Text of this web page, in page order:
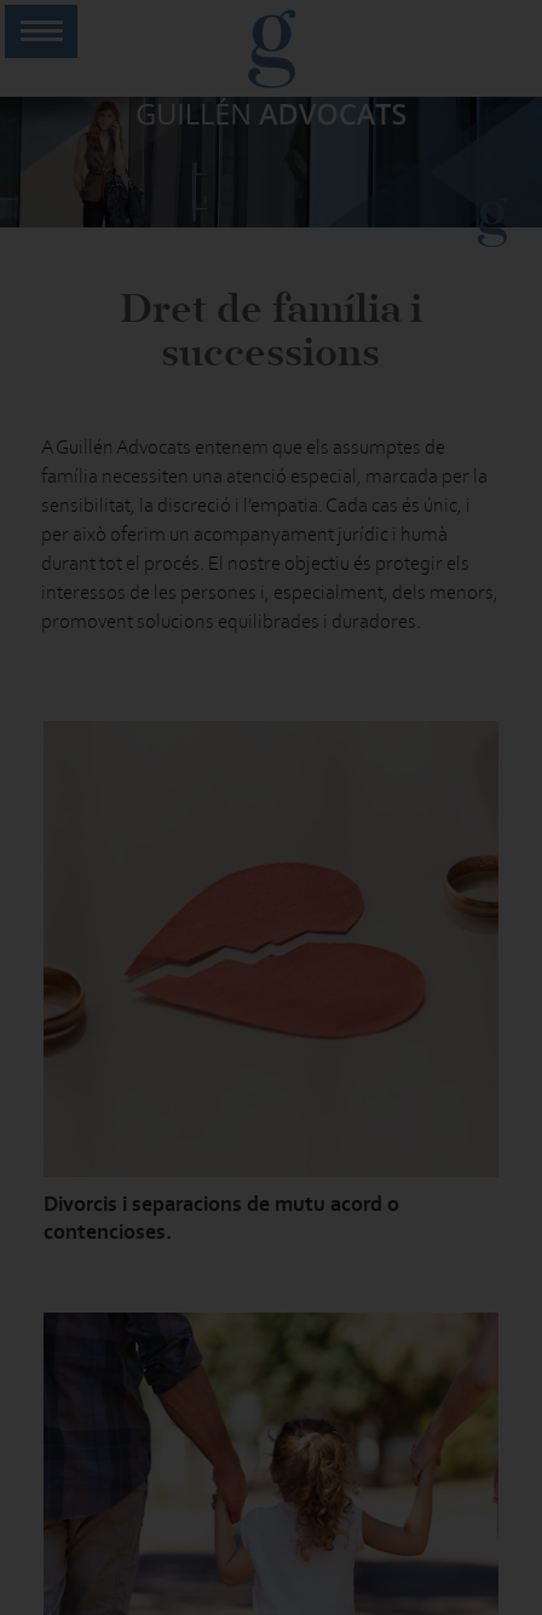
Dret de família i
successions
A Guillén Advocats entenem que els assumptes de
família necessiten una atenció especial, marcada per la
sensibilitat, la discreció i l’empatia. Cada cas és únic, i
per això oferim un acompanyament jurídic i humà
durant tot el procés. El nostre objectiu és protegir els
interessos de les persones i, especialment, dels menors,
promovent solucions equilibrades i duradores.
Divorcis i separacions de mutu acord o
contencioses.